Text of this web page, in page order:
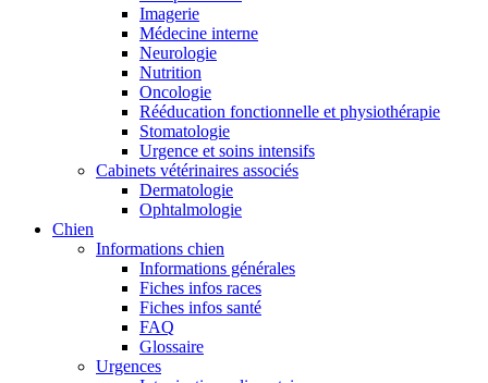
Imagerie
Médecine interne
Neurologie
Nutrition
Oncologie
Rééducation fonctionnelle et physiothérapie
Stomatologie
Urgence et soins intensifs
Cabinets vétérinaires associés
Dermatologie
Ophtalmologie
Chien
Informations chien
Informations générales
Fiches infos races
Fiches infos santé
FAQ
Glossaire
Urgences